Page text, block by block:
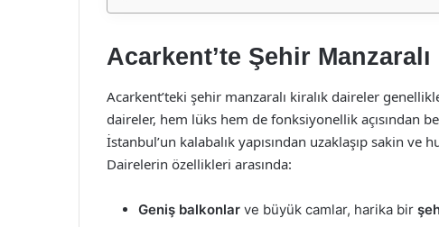
Acarkent’te Şehir
Acarkent’teki şehir manzaralı kiralık daireler
daireler, hem lüks hem de fonksiyonellik açısından
İstanbul’un kalabalık yapısından uzaklaşıp sakin
Dairelerin özellikleri arasında:
Geniş balkonlar ve büyük camlar, harika bir